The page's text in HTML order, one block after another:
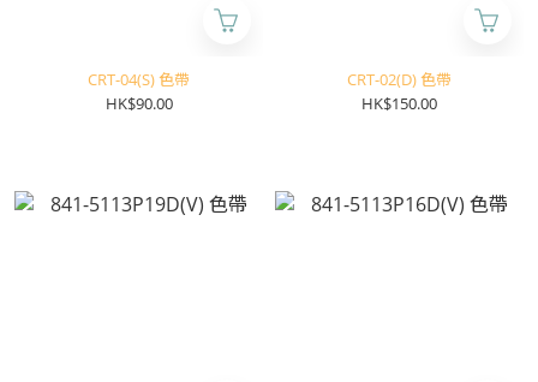
CRT-04(S) 色帶
HK$90.00
CRT-02(D) 色帶
HK$150.00